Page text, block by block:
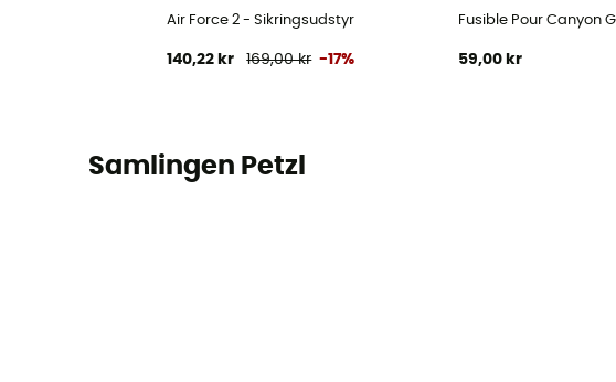
Air Force 2 - Sikringsudstyr
140,22 kr 169,00 kr -17%
Fusible Pour Canyon
59,00 kr
Samlingen Petzl